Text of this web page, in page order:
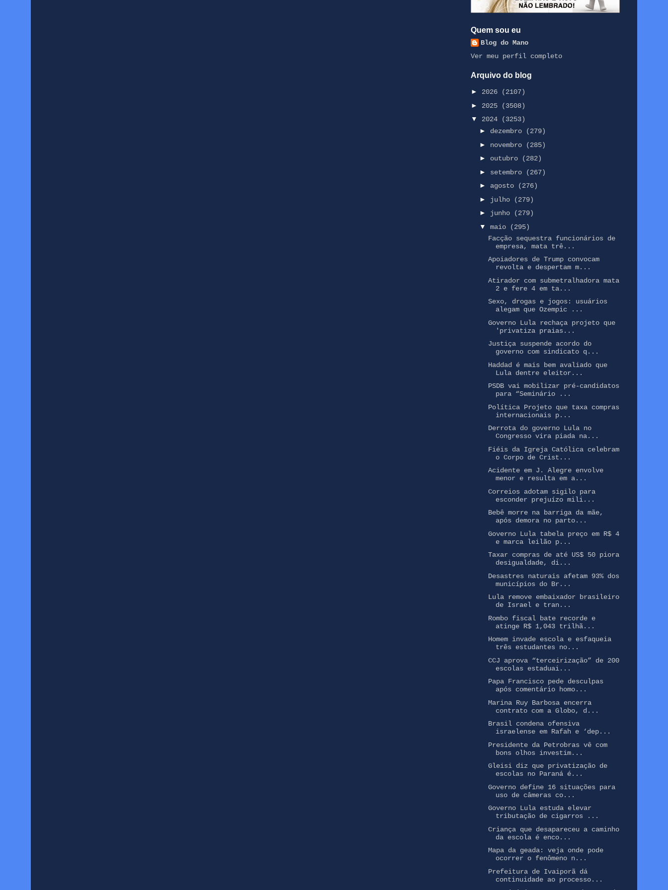
Quem sou eu
Blog do Mano
Ver meu perfil completo
Arquivo do blog
► 2026
(2107)
► 2025
(3508)
▼ 2024
(3253)
► dezembro
(279)
► novembro
(285)
► outubro
(282)
► setembro
(267)
► agosto
(276)
► julho
(279)
► junho
(279)
▼ maio
(295)
Facção sequestra funcionários de
empresa, mata trê...
Apoiadores de Trump convocam
revolta e despertam m...
Atirador com submetralhadora mata
2 e fere 4 em ta...
Sexo, drogas e jogos: usuários
alegam que Ozempic ...
Governo Lula rechaça projeto que
'privatiza praias...
Justiça suspende acordo do
governo com sindicato q...
Haddad é mais bem avaliado que
Lula dentre eleitor...
PSDB vai mobilizar pré-candidatos
para “Seminário ...
Política Projeto que taxa compras
internacionais p...
Derrota do governo Lula no
Congresso vira piada na...
Fiéis da Igreja Católica celebram
o Corpo de Crist...
Acidente em J. Alegre envolve
menor e resulta em a...
Correios adotam sigilo para
esconder prejuízo mili...
Bebê morre na barriga da mãe,
após demora no parto...
Governo Lula tabela preço em R$ 4
e marca leilão p...
Taxar compras de até US$ 50 piora
desigualdade, di...
Desastres naturais afetam 93% dos
municípios do Br...
Lula remove embaixador brasileiro
de Israel e tran...
Rombo fiscal bate recorde e
atinge R$ 1,043 trilhã...
Homem invade escola e esfaqueia
três estudantes no...
CCJ aprova “terceirização” de 200
escolas estaduai...
Papa Francisco pede desculpas
após comentário homo...
Marina Ruy Barbosa encerra
contrato com a Globo, d...
Brasil condena ofensiva
israelense em Rafah e ‘dep...
Presidente da Petrobras vê com
bons olhos investim...
Gleisi diz que privatização de
escolas no Paraná é...
Governo define 16 situações para
uso de câmeras co...
Governo Lula estuda elevar
tributação de cigarros ...
Criança que desapareceu a caminho
da escola é enco...
Mapa da geada: veja onde pode
ocorrer o fenômeno n...
Prefeitura de Ivaiporã dá
continuidade ao processo...